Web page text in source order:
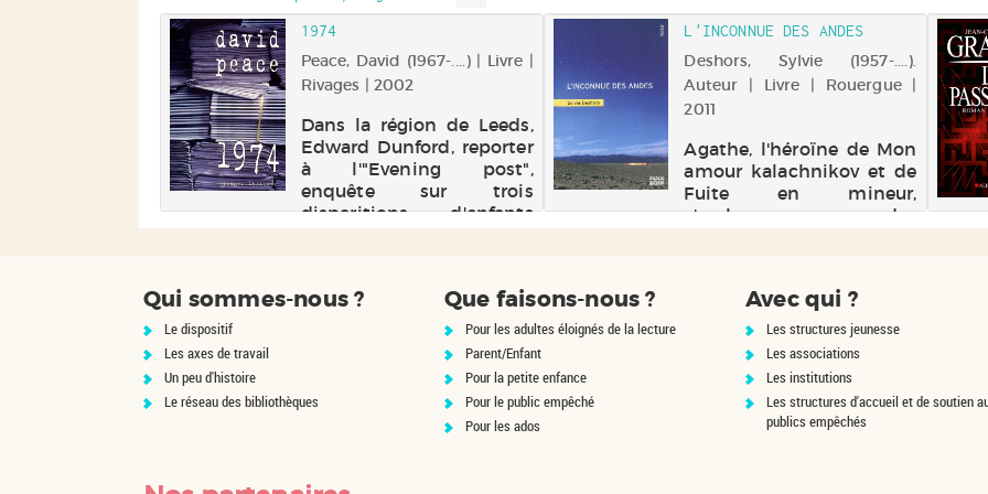
suite soupçonné. Au
même moment, un
homme se suicide et un
déséquilibré assass...
un opinel, des dettes par-
dessus la tête et une
valise qui aurait dû rester
là où elle était. Voilà avec
1974
Peace, David (1967-....) | Livre |
Rivages | 2002
Dans la région de Leeds,
Edward Dunford, reporter
à l'"Evening post",
enquête sur trois
disparitions d'enfants
entre 1969 et 1974. Il est
poteau Jack Whitehead,
vedette de la réd...
L'INCONNUE DES ANDES
Deshors, Sylvie (1957-....).
Auteur | Livre | Rouergue |
2011
Agathe, l'héroïne de Mon
amour kalachnikov et de
Fuite en mineur,
s'embarque pour des
l'enquête sur la soudaine
disparition d'une jeune
fille, dans un pays en
Toti, Sando,
l'entourent,
aussi quelques
Qui sommes-nous ?
Le dispositif
Les axes de travail
Un peu d'histoire
Le réseau des bibliothèques
Que faisons-nous ?
Pour les adultes éloignés de la lecture
Parent/Enfant
Pour la petite enfance
Pour le public empêché
Pour les ados
Avec qui ?
Les structures jeunesse
Les associations
Les institutions
Les structures d'accueil et de soutien
publics empêchés